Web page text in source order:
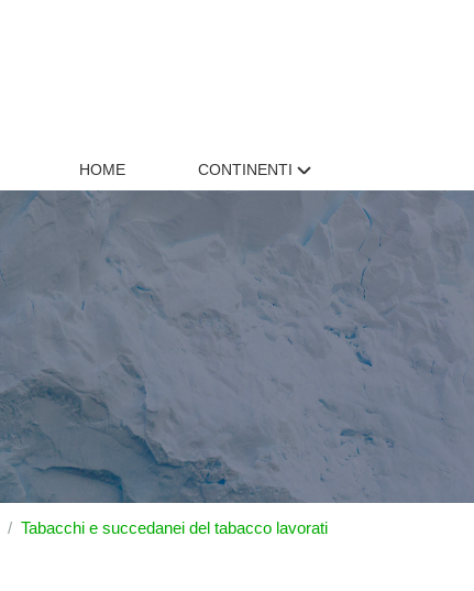
HOME CONTINENTI
Tabacchi e succedanei del tabacco lavorati